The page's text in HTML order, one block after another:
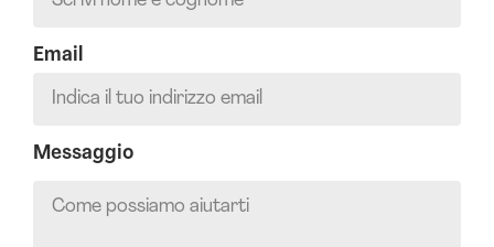
Email
Messaggio